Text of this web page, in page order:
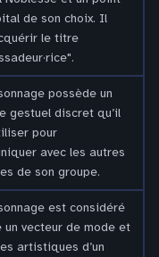
de son choix. Il
le titre
possède un
gestuel discret qu’il
pour
avec les autres
de son groupe.
est considéré
un vecteur de mode et
artistiques d’un